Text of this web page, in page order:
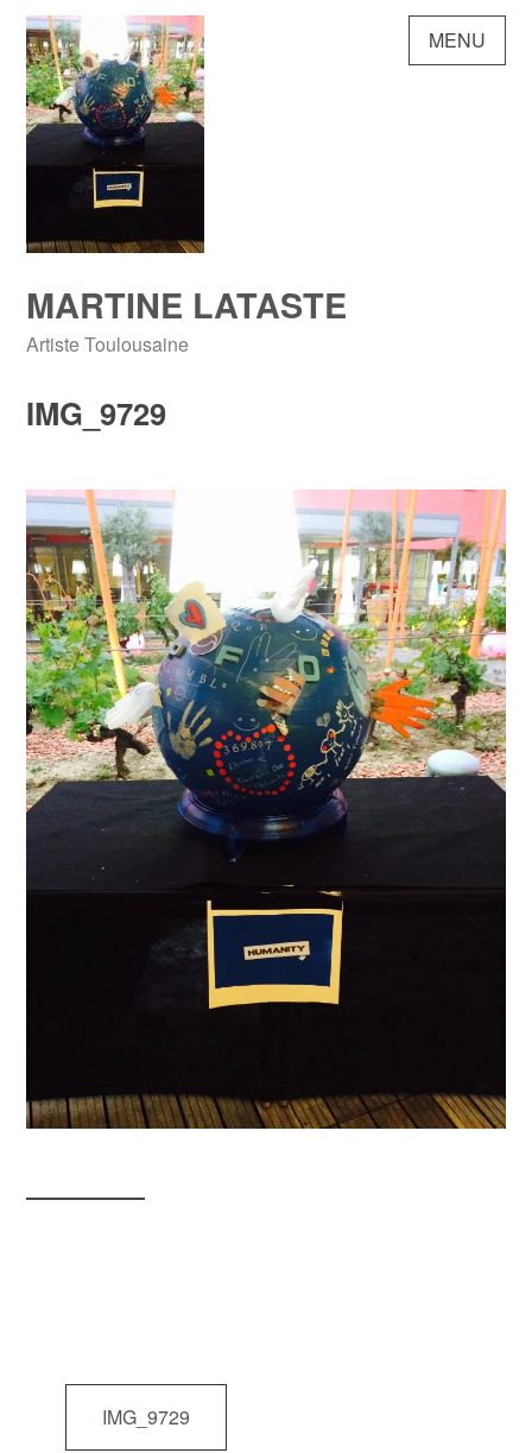
Skip
content
MARTINE LATASTE
Artiste Toulousaine
MENU
IMG_9729
Navigation
IMG_9729